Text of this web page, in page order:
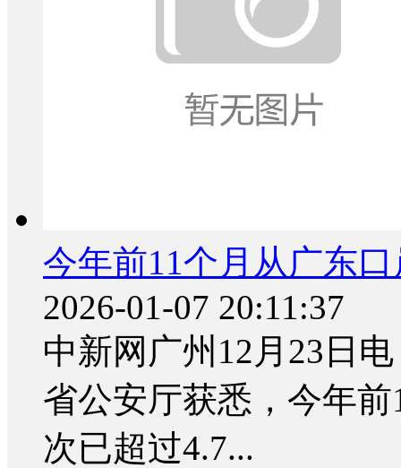
今年前11个月从广东
2026-01-07 20:11:37
中新网广州12月23日
省公安厅获悉，今年
次已超过4.7...